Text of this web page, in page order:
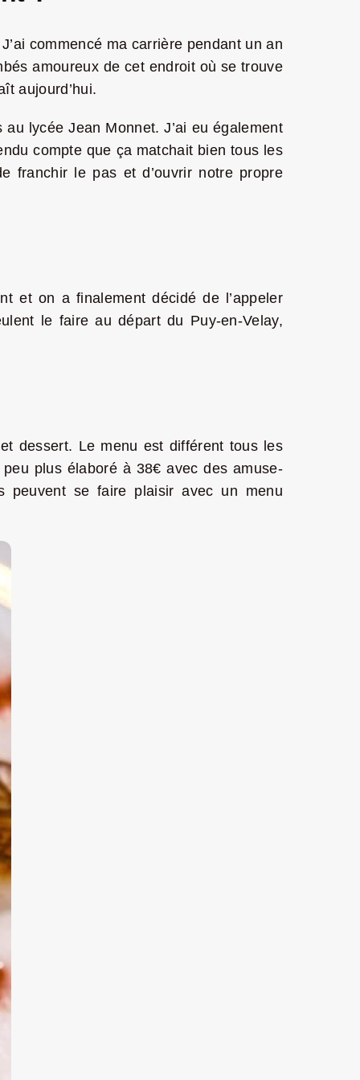
commencé ma carrière pendant un an
amoureux de cet endroit où se trouve
aujourd’hui.
lycée Jean Monnet. J’ai eu également
compte que ça matchait bien tous les
franchir le pas et d’ouvrir notre propre
et on a finalement décidé de l’appeler
le faire au départ du Puy-en-Velay,
dessert. Le menu est différent tous les
plus élaboré à 38€ avec des amuse-
peuvent se faire plaisir avec un menu